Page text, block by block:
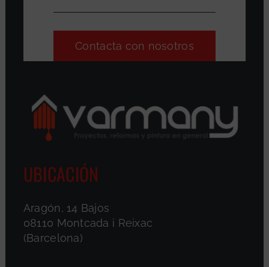
Contacta con nosotros
UBICACIÓN
Aragón, 14 Bajos
08110 Montcada i Reixac
(Barcelona)